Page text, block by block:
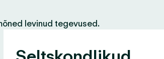
levinud tegevused.